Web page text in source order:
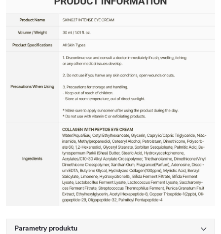
Parametry produktu